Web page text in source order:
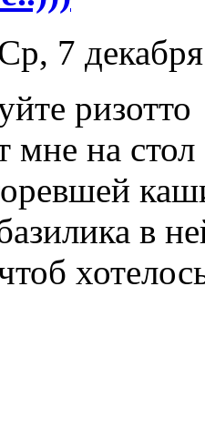
7
ризотто
мне на стол
в